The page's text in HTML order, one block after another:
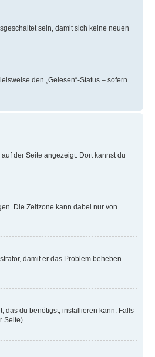
sein, damit sich keine neuen
den „Gelesen“-Status – sofern
der Seite angezeigt. Dort kannst du
Die Zeitzone kann dabei nur von
damit er das Problem beheben
das du benötigst, installieren kann. Falls
Seite).